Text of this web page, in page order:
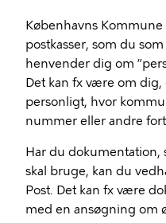
Københavns
postkasser, som du
henvender dig om
Det kan fx være om
personligt, hvor
nummer eller andre
Har du dokumentation,
skal bruge, kan du
Post. Det kan fx være
med en ansøgning om